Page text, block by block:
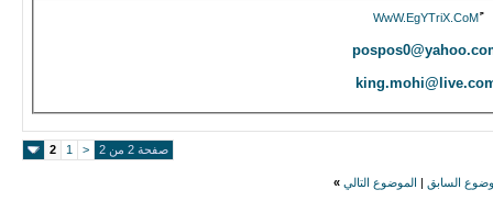
WwW.EgYTriX.CoM
صفحة 2 من 2 <
1
2
السابق الموضوع التالي »